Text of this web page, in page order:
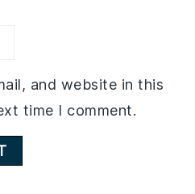
and website in this
time I comment.